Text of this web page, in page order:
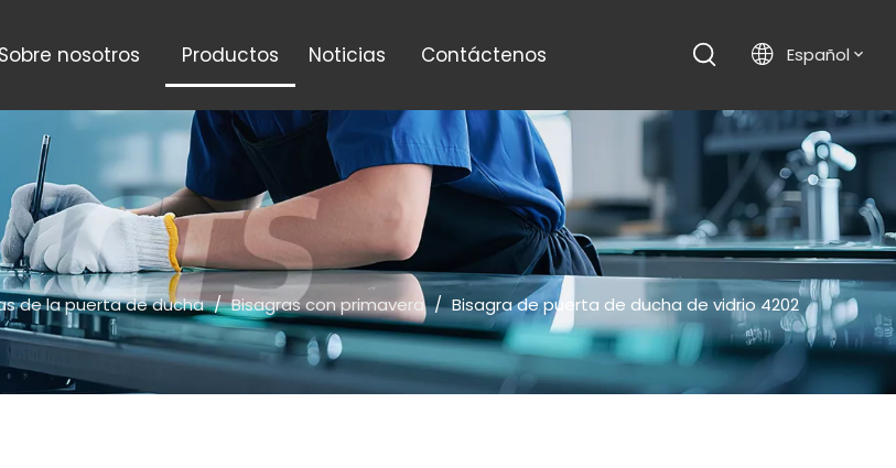
Sobre nosotros Productos Noticias Contáctenos Español
de la puerta de ducha / Bisagras con primavera / Bisagra de puerta de ducha de vidrio 4202